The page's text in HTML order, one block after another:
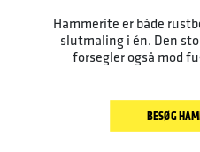
Hammerite er både
slutmaling i én. Den
forsegler også mod
BESØG